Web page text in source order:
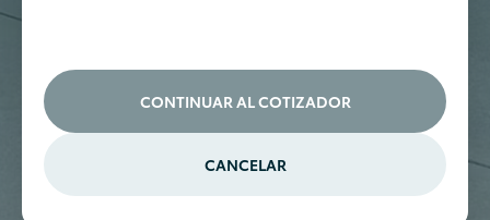
CANCELAR
CONTINUAR AL COTIZADOR